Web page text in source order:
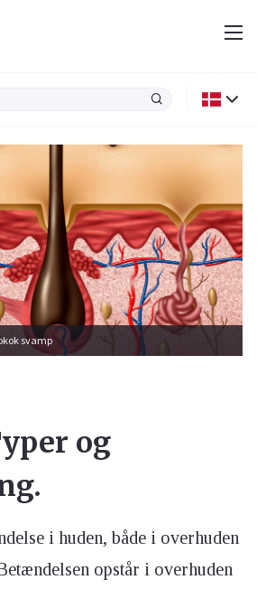
svamp
og
i huden, både i overhuden
opstår i overhuden